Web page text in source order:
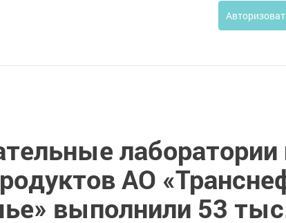
лаборатории
АО
выполнили 53